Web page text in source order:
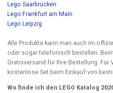
Lego Saarbrücken
Lego Frankfurt am Main
Lego Leipzig
Alle Produkte kann man auch im
oder sogar telefonisch bestellen.
Gratisversand für Ihre Bestellung. Für
kostenlose Set beim Einkauf von
Wo finde ich den LEGO Katalog